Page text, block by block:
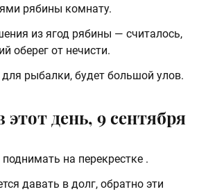
рябины комнату.
из ягод рябины — считалось,
оберег от нечисти.
рыбалки, будет большой улов.
этот день, 9 сентября
на перекрестке .
давать в долг, обратно эти